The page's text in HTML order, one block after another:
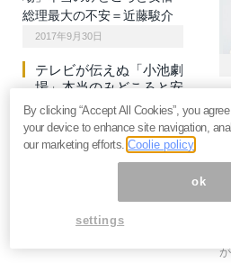
2017年9月30日
テレビが伝えぬ「小池劇
場」本当のみどころと安
倍総理最大の不安＝近藤
駿介
連日繰り広げられる小池劇場
は安倍総理側に都合のいいミ
スリードで、ある種の悪意す
By clicking “Accept All Cookies”, you
your device to enhance site navigation,
our marketing efforts.Coolie policy
ok
settings